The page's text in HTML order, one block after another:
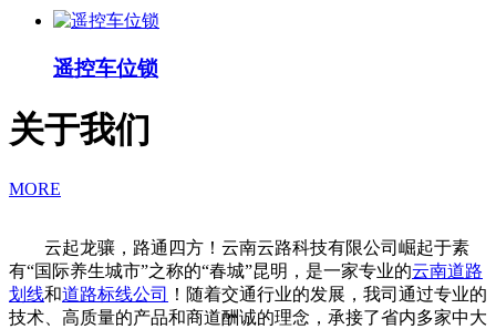
遥控车位锁
关于我们
MORE
云起龙骧，路通四方！云南云路科技有限公司崛起于素
有“国际养生城市”之称的“春城”昆明，是一家专业的云南道路
划线和道路标线公司
！随着交通行业的发展，我司通过专业的
技术、高质量的产品和商道酬诚的理念，承接了省内多家中大